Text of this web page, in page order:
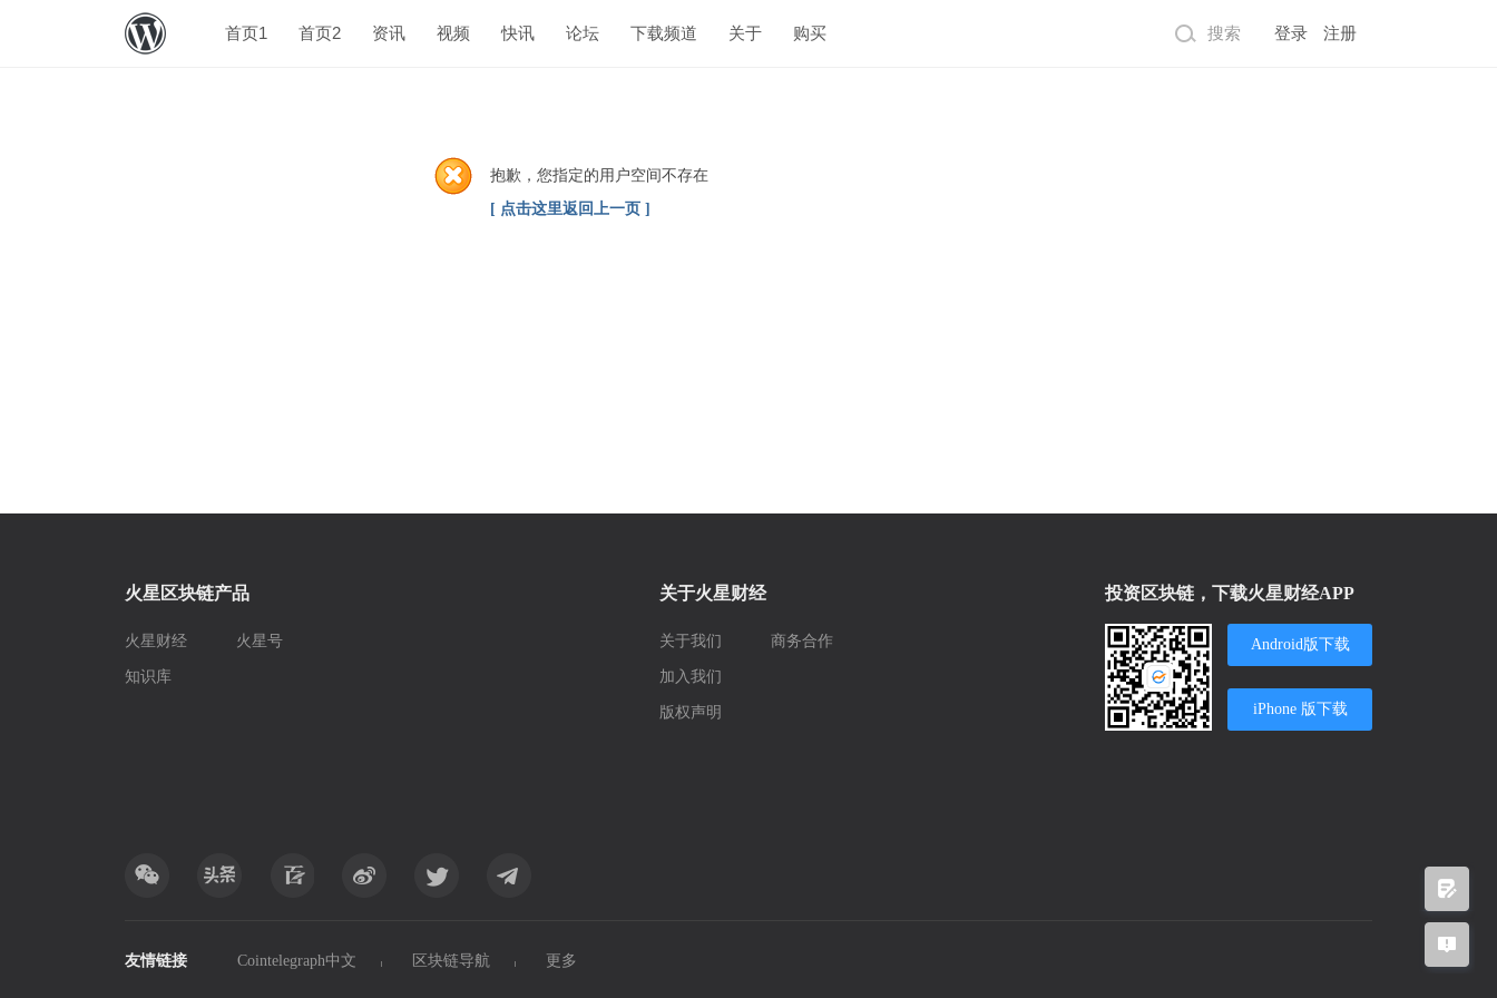
首页1 首页2 资讯 视频 快讯 论坛 下载频道 关于 购买 登录 注册
搜索
抱歉，您指定的用户空间不存在
[ 点击这里返回上一页 ]
火星区块链产品
火星财经 火星号
知识库
关于火星财经
关于我们
加入我们
版权声明
商务合作
投资区块链，下载火星财经APP
Android版下载
iPhone 版下载
友情链接 Cointelegraph中文 区块链导航 更多